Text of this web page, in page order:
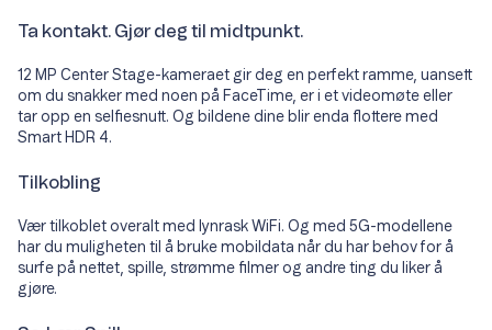
Ta kontakt. Gjør deg til midtpunkt.
12 MP Center Stage-kameraet gir deg en perfekt ramme, uansett
om du snakker med noen på FaceTime, er i et videomøte eller
tar opp en selfiesnutt. Og bildene dine blir enda flottere med
Smart HDR 4.
Tilkobling
Vær tilkoblet overalt med lynrask WiFi. Og med 5G-modellene
har du muligheten til å bruke mobildata når du har behov for å
surfe på nettet, spille, strømme filmer og andre ting du liker å
gjøre.